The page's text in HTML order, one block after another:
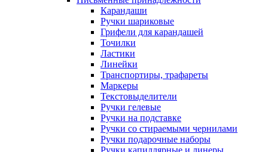
Карандаши
Ручки шариковые
Грифели для карандашей
Точилки
Ластики
Линейки
Транспортиры, трафареты
Маркеры
Текстовыделители
Ручки гелевые
Ручки на подставке
Ручки со стираемыми чернилами
Ручки подарочные наборы
Ручки капиллярные и линеры